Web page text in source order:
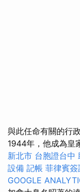
與此任命有關的行
1944年，他成為皇
新北市 台胞證台中
設備 記帳 菲律賓簽
GOOGLE